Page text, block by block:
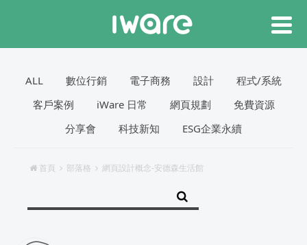
ALL 數位行銷 電子商務 設計
程式/系統
客戶案例
iWare 日常 網頁規劃
免費資源
分享會
科技新知 ESG企業永續
首頁 部落格 網頁設計概念-安德森生活館